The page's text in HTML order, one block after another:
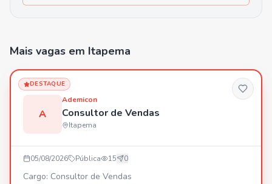
Mais vagas em Itapema
DESTAQUE
A
Ademicon
Consultor de Vendas
Itapema
05/08/2026 Pública 15 0
Cargo: Consultor de Vendas